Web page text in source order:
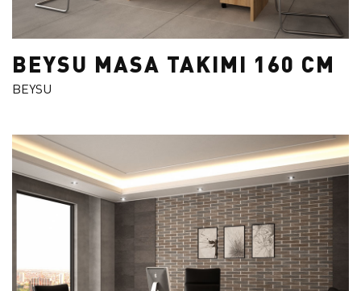
BEYSU MASA TAKIMI 160 CM
BEYSU